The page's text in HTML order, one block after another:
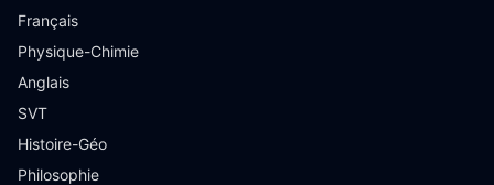
Français
Physique-Chimie
Anglais
SVT
Histoire-Géo
Philosophie